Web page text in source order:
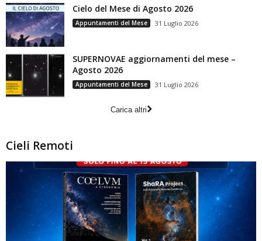
Cielo del Mese di Agosto 2026
Appuntamenti del Mese 31 Luglio 2026
SUPERNOVAE aggiornamenti del mese –
Agosto 2026
Appuntamenti del Mese 31 Luglio 2026
Carica altri
Cieli Remoti